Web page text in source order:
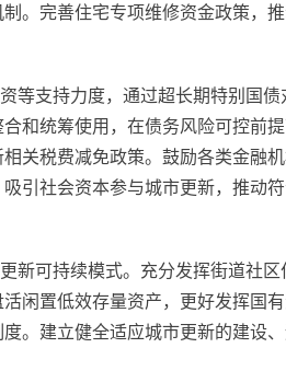
。完善住宅专项维修资金政策，
等支持力度，通过超长期特别国
和统筹使用，在债务风险可控前
关税费减免政策。鼓励各类金融
引社会资本参与城市更新，推动
新可持续模式。充分发挥街道社
闲置低效存量资产，更好发挥国
。建立健全适应城市更新的建设